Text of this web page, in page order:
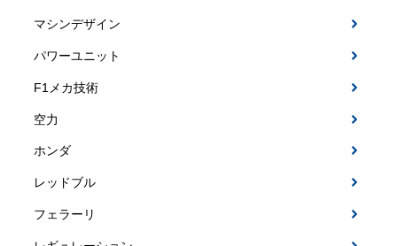
マシンデザイン
パワーユニット
F1メカ技術
空力
ホンダ
レッドブル
フェラーリ